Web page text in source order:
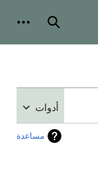
بحث
أدوات
مساعدة